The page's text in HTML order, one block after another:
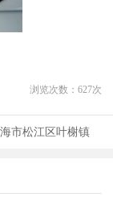
浏览次数： 627次
海市松江区叶榭镇